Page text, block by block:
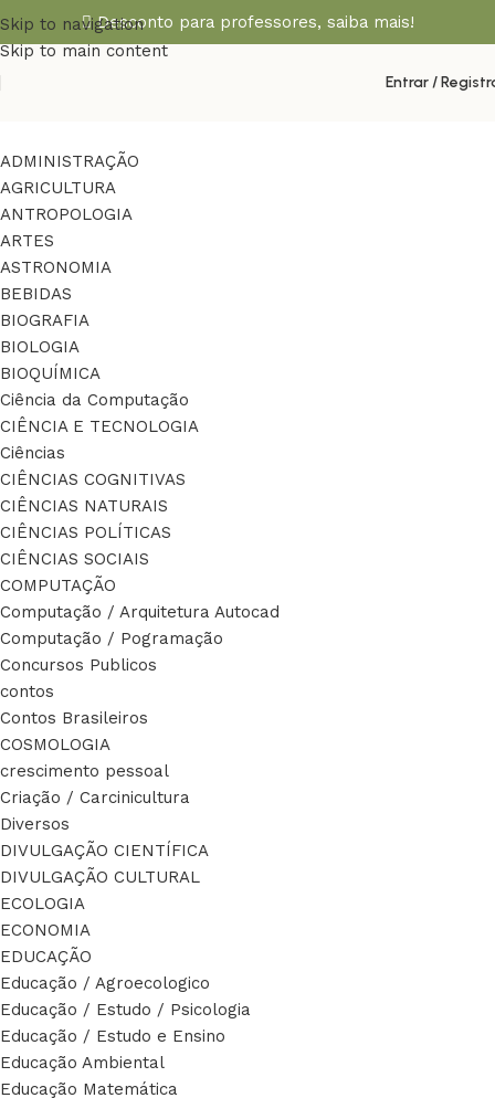
Skip to navigation
Skip to main content
Desconto para professores, saiba mais!
Entrar /
ADMINISTRAÇÃO
AGRICULTURA
ANTROPOLOGIA
ARTES
ASTRONOMIA
BEBIDAS
BIOGRAFIA
BIOLOGIA
BIOQUÍMICA
Ciência da Computação
CIÊNCIA E TECNOLOGIA
Ciências
CIÊNCIAS COGNITIVAS
CIÊNCIAS NATURAIS
CIÊNCIAS POLÍTICAS
CIÊNCIAS SOCIAIS
COMPUTAÇÃO
Computação / Arquitetura Autocad
Computação / Pogramação
Concursos Publicos
contos
Contos Brasileiros
COSMOLOGIA
crescimento pessoal
Criação / Carcinicultura
Diversos
DIVULGAÇÃO CIENTÍFICA
DIVULGAÇÃO CULTURAL
ECOLOGIA
ECONOMIA
EDUCAÇÃO
Educação / Agroecologico
Educação / Estudo / Psicologia
Educação / Estudo e Ensino
Educação Ambiental
Educação Matemática